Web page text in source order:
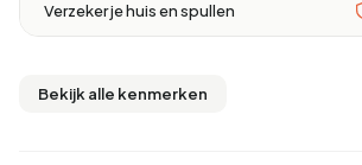
Verzeker je huis en spullen
Bekijk alle kenmerken